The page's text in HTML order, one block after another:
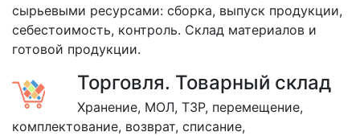
сырьевыми ресурсами: сборка, выпуск продукции,
себестоимость, контроль. Склад материалов и
готовой продукции.
Торговля. Товарный склад
Хранение, МОЛ, ТЗР, перемещение,
комплектование, возврат, списание,